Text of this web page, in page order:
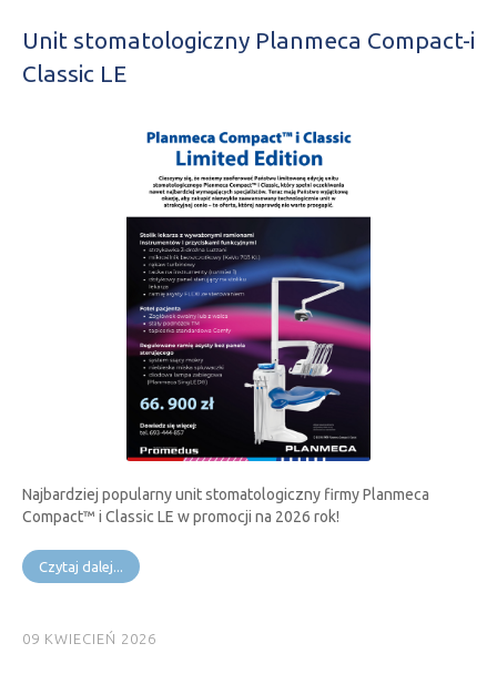
Unit stomatologiczny Planmeca Compact-i
Classic LE
Najbardziej popularny unit stomatologiczny firmy Planmeca
Compact™ i Classic LE w promocji na 2026 rok!
Czytaj dalej...
09 KWIECIEŃ 2026